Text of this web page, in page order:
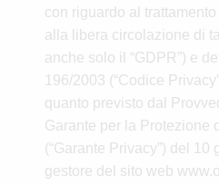
con riguardo al
alla libera circolazione di
anche solo il “GDPR”) e
196/2003 (“Codice
quanto previsto dal
Garante per la Protezione
(“Garante Privacy”) del 10
gestore del sito web